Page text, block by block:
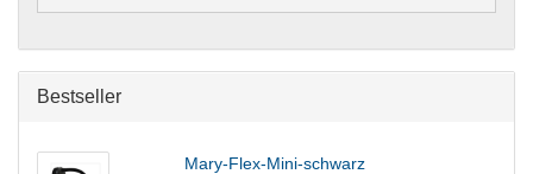
Bestseller
Mary-Flex-Mini-schwarz